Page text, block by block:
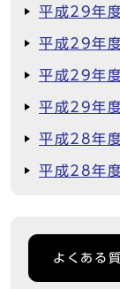
平成29年
平成29年
平成29年
平成29年
平成28年
平成28年
よくある